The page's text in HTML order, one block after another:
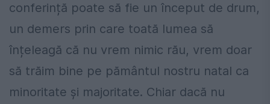
conferință poate să fie un început de drum,
un demers prin care toată lumea să
înțeleagă că nu vrem nimic rău, vrem doar
să trăim bine pe pământul nostru natal ca
minoritate și majoritate. Chiar dacă nu